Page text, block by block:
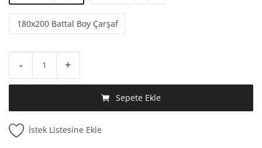
180x200 Battal Boy Çarşaf
- +
Sepete Ekle
İstek Listesine Ekle